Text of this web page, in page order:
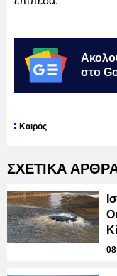
στο
Καιρός
ΣΧΕΤΙΚΑ